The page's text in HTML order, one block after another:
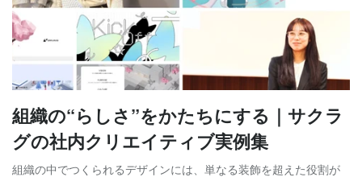
組織の“らしさ”をかたちにする｜サクラ
グの社内クリエイティブ実例集
組織の中でつくられるデザインには、単なる装飾を超えた役割が